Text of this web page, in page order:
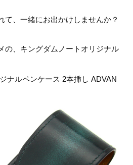
て、一緒にお出かけしませんか？
の、キングダムノートオリジナル
ナルペンケース 2本挿し ADVAN